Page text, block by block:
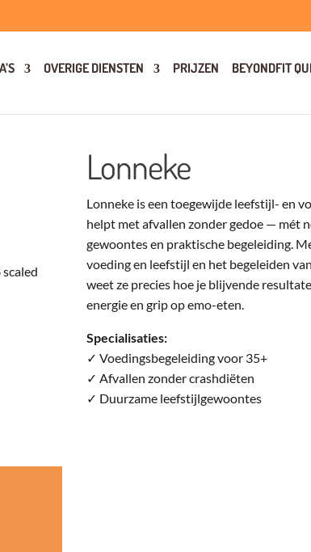
OVERIGE DIENSTEN PRIJZEN BEYONDFIT
Lonneke
Lonneke is een toegewijde leefstijl- en
helpt met afvallen zonder gedoe — mét
gewoontes en praktische begeleiding.
voeding en leefstijl en het begeleiden
weet ze precies hoe je blijvende
energie en grip op emo-eten.
Specialisaties:
✓ Voedingsbegeleiding voor 35+
✓ Afvallen zonder crashdiëten
✓ Duurzame leefstijlgewoontes